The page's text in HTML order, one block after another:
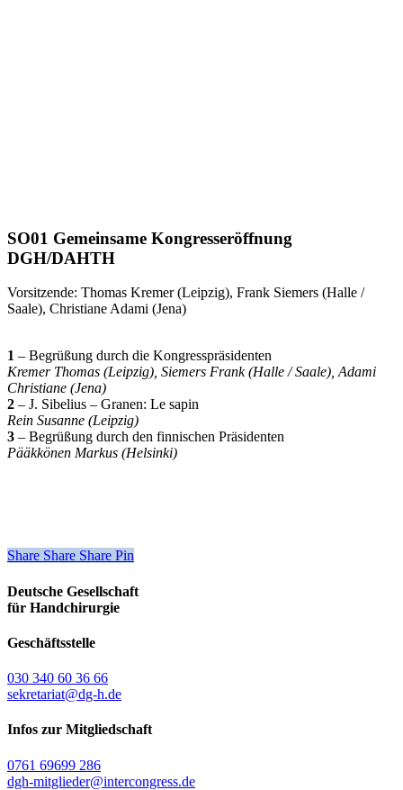
SO01 Gemeinsame Kongresseröffnung
DGH/DAHTH
Vorsitzende: Thomas Kremer (Leipzig), Frank Siemers (Halle /
Saale), Christiane Adami (Jena)
1 – Begrüßung durch die Kongresspräsidenten
Kremer Thomas (Leipzig), Siemers Frank (Halle / Saale), Adami
Christiane (Jena)
2 – J. Sibelius – Granen: Le sapin
Rein Susanne (Leipzig)
3 – Begrüßung durch den finnischen Präsidenten
Pääkkönen Markus (Helsinki)
Share
Share Share Share Pin
Deutsche Gesellschaft
für Handchirurgie
Geschäftsstelle
030 340 60 36 66
sekretariat@dg-h.de
Infos zur Mitgliedschaft
0761 69699 286
dgh-mitglieder@intercongress.de